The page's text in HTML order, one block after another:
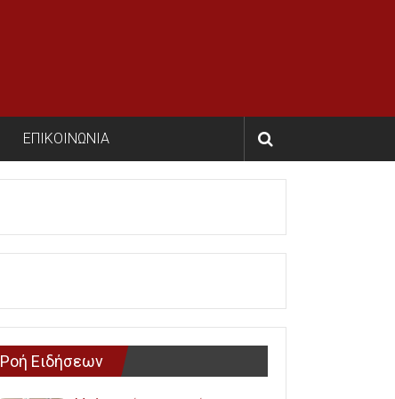
ΕΠΙΚΟΙΝΩΝΙΑ
Ροή Ειδήσεων